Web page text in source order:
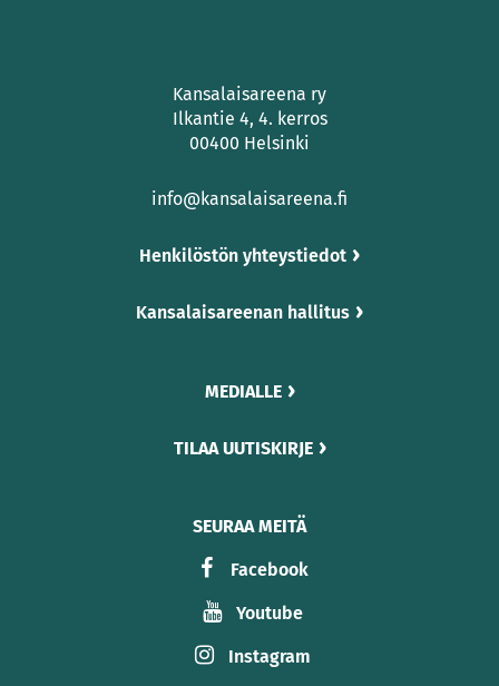
Kansalaisareena ry
Ilkantie 4, 4. kerros
00400 Helsinki
info@kansalaisareena.fi
Henkilöstön yhteystiedot
Kansalaisareenan hallitus
MEDIALLE
TILAA UUTISKIRJE
SEURAA MEITÄ
Facebook
Youtube
Instagram